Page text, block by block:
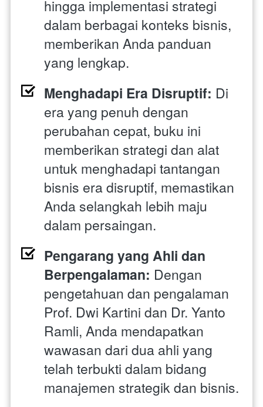
hingga implementasi strategi
dalam berbagai konteks bisnis,
memberikan Anda panduan
yang lengkap.
Menghadapi Era Disruptif: Di
era yang penuh dengan
perubahan cepat, buku ini
memberikan strategi dan alat
untuk menghadapi tantangan
bisnis era disruptif, memastikan
Anda selangkah lebih maju
dalam persaingan.
Pengarang yang Ahli dan
Berpengalaman: Dengan
pengetahuan dan pengalaman
Prof. Dwi Kartini dan Dr. Yanto
Ramli, Anda mendapatkan
wawasan dari dua ahli yang
telah terbukti dalam bidang
manajemen strategik dan bisnis.